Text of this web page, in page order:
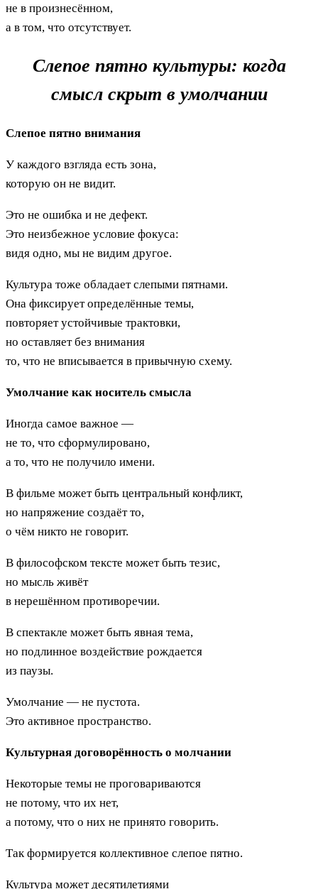
не в произнесённом,
а в том, что отсутствует.
Слепое пятно культуры: когда
смысл скрыт в умолчании
Слепое пятно внимания
У каждого взгляда есть зона,
которую он не видит.
Это не ошибка и не дефект.
Это неизбежное условие фокуса:
видя одно, мы не видим другое.
Культура тоже обладает слепыми пятнами.
Она фиксирует определённые темы,
повторяет устойчивые трактовки,
но оставляет без внимания
то, что не вписывается в привычную схему.
Умолчание как носитель смысла
Иногда самое важное —
не то, что сформулировано,
а то, что не получило имени.
В фильме может быть центральный конфликт,
но напряжение создаёт то,
о чём никто не говорит.
В философском тексте может быть тезис,
но мысль живёт
в нерешённом противоречии.
В спектакле может быть явная тема,
но подлинное воздействие рождается
из паузы.
Умолчание — не пустота.
Это активное пространство.
Культурная договорённость о молчании
Некоторые темы не проговариваются
не потому, что их нет,
а потому, что о них не принято говорить.
Так формируется коллективное слепое пятно.
Культура может десятилетиями